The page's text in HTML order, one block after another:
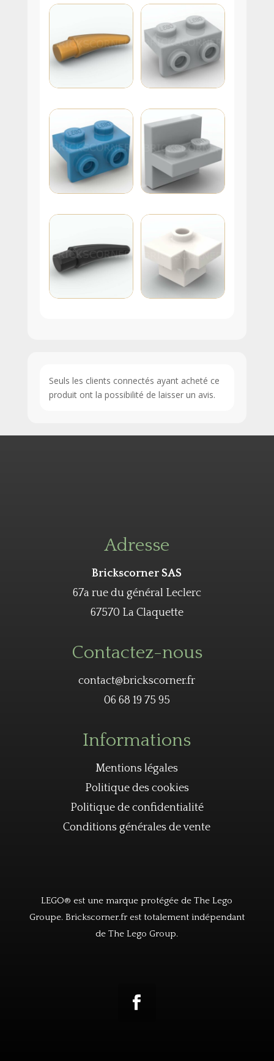
Seuls les clients connectés ayant acheté ce
produit ont la possibilité de laisser un avis.
Adresse
Brickscorner SAS
67a rue du général Leclerc
67570 La Claquette
Contactez-nous
contact@brickscorner.fr
06 68 19 75 95
Informations
Mentions légales
Politique des cookies
Politique de confidentialité
Conditions générales de vente
LEGO® est une marque protégée de The Lego
Groupe. Brickscorner.fr est totalement indépendant
de The Lego Group.